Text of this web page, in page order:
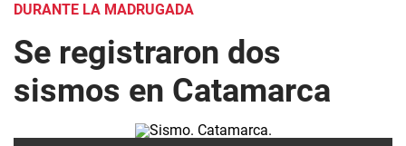
DURANTE LA MADRUGADA
Se registraron dos
sismos en Catamarca